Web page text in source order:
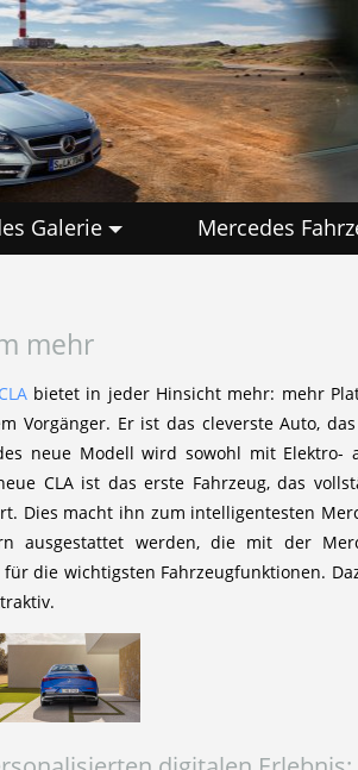
Galerie Mercedes
mehr
bietet in jeder Hinsicht mehr: mehr
Vorgänger. Er ist das cleverste Auto,
neue Modell wird sowohl mit
CLA ist das erste Fahrzeug, das
Dies macht ihn zum intelligentesten
ausgestattet werden, die mit der
die wichtigsten Fahrzeugfunktionen.